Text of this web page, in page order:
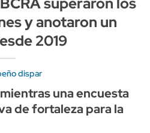
y anotaron un
2019
dispar
una encuesta
de fortaleza para la